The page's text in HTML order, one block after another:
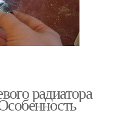
радиатора